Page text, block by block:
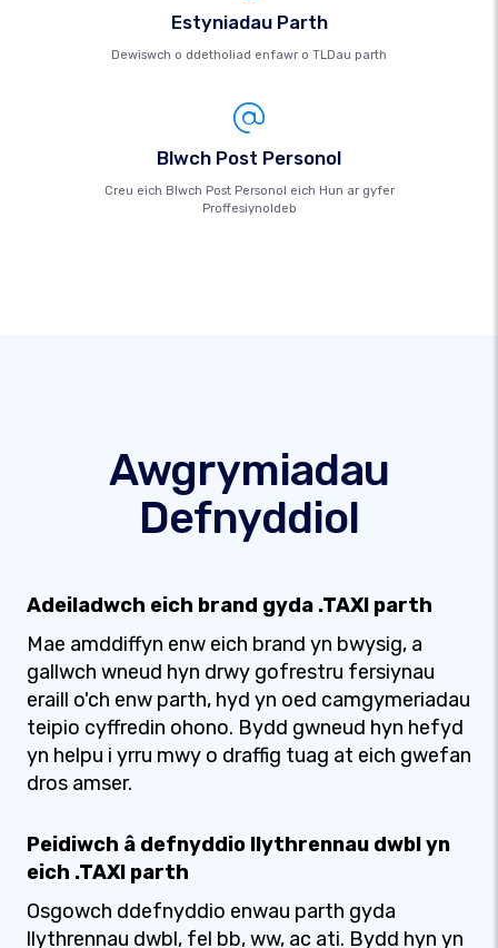
Estyniadau Parth
Dewiswch o ddetholiad enfawr o TLDau parth
Blwch Post Personol
Creu eich Blwch Post Personol eich Hun ar gyfer
Proffesiynoldeb
Awgrymiadau
Defnyddiol
Adeiladwch eich brand gyda .TAXI parth
Mae amddiffyn enw eich brand yn bwysig, a
gallwch wneud hyn drwy gofrestru fersiynau
eraill o'ch enw parth, hyd yn oed camgymeriadau
teipio cyffredin ohono. Bydd gwneud hyn hefyd
yn helpu i yrru mwy o draffig tuag at eich gwefan
dros amser.
Peidiwch â defnyddio llythrennau dwbl yn
eich .TAXI parth
Osgowch ddefnyddio enwau parth gyda
llythrennau dwbl, fel bb, ww, ac ati. Bydd hyn yn